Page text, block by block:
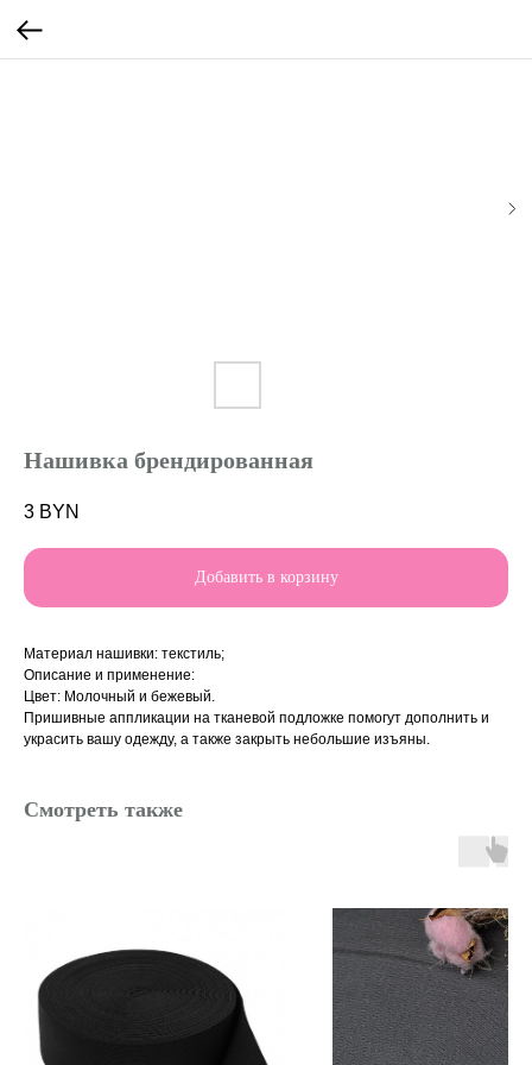
Нашивка брендированная
3 BYN
Добавить в корзину
Материал нашивки: текстиль;
Описание и применение:
Цвет: Молочный и бежевый.
Пришивные аппликации на тканевой подложке помогут дополнить и
украсить вашу одежду, а также закрыть небольшие изъяны.
Смотреть также